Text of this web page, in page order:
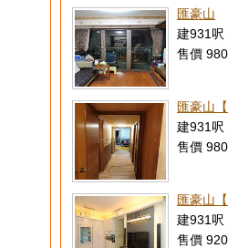
匯豪山
建931呎
售價
匯豪山
建931呎
售價
匯豪山
建931呎
售價